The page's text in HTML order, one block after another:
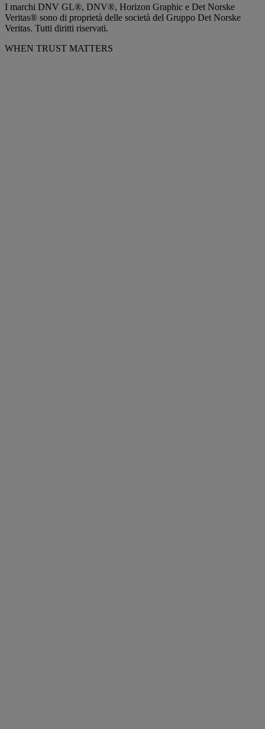
I marchi DNV GL®, DNV®, Horizon Graphic e Det Norske
Veritas® sono di proprietà delle società del Gruppo Det Norske
Veritas. Tutti diritti riservati.
WHEN TRUST MATTERS